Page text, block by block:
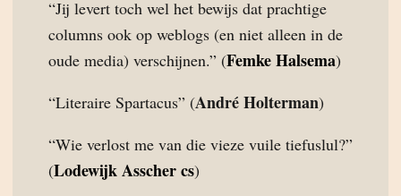
“Jij levert toch wel het bewijs dat prachtige
columns ook op weblogs (en niet alleen in de
oude media) verschijnen.” (Femke Halsema)
“Literaire Spartacus” (André Holterman)
“Wie verlost me van die vieze vuile tiefuslul?”
(Lodewijk Asscher cs)